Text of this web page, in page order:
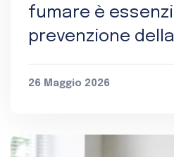
fumare è
prevenzione della
26 Maggio 2026